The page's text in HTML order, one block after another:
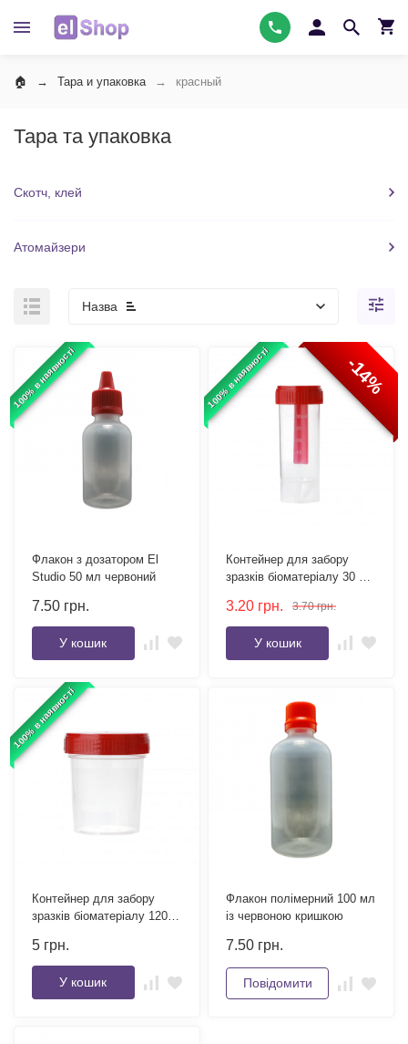
Тара и упаковка красный
Тара та упаковка
Скотч, клей
Атомайзери
Назва
100% в наявності
Флакон з дозатором El
Studio 50 мл червоний
7.50 грн.
У кошик
100% в наявності -14%
Контейнер для забору
зразків біоматеріалу 30 мл
3.20 грн. 3.70 грн.
У кошик
100% в наявності
Контейнер для забору
зразків біоматеріалу 120
5 грн.
У кошик
Флакон полімерний 100 мл
із червоною кришкою
7.50 грн.
Повідомити